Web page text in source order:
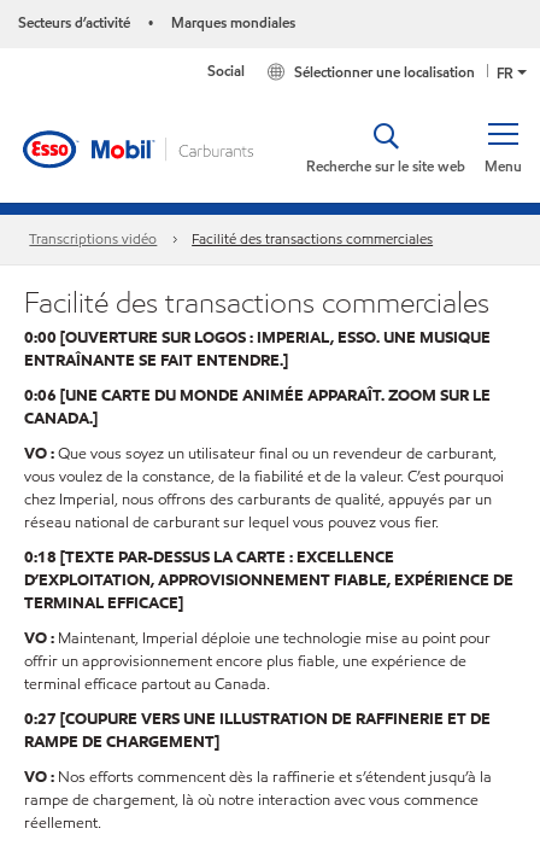
Secteurs d’activité • Marques mondiales
FR
Sélectionner une localisation
Social
Menu
Recherche sur le site web
Transcriptions vidéo Facilité des transactions commerciales
Facilité des transactions commerciales
0:00 [OUVERTURE SUR LOGOS : IMPERIAL, ESSO. UNE MUSIQUE
ENTRAÎNANTE SE FAIT ENTENDRE.]
0:06 [UNE CARTE DU MONDE ANIMÉE APPARAÎT. ZOOM SUR LE
CANADA.]
VO :Que vous soyez un utilisateur final ou un revendeur de carburant,
vous voulez de la constance, de la fiabilité et de la valeur. C’est pourquoi
chez Imperial, nous offrons des carburants de qualité, appuyés par un
réseau national de carburant sur lequel vous pouvez vous fier.
0:18 [TEXTE PAR-DESSUS LA CARTE : EXCELLENCE
D’EXPLOITATION, APPROVISIONNEMENT FIABLE, EXPÉRIENCE DE
TERMINAL EFFICACE]
VO : Maintenant, Imperial déploie une technologie mise au point pour
offrir un approvisionnement encore plus fiable, une expérience de
terminal efficace partout au Canada.
0:27 [COUPURE VERS UNE ILLUSTRATION DE RAFFINERIE ET DE
RAMPE DE CHARGEMENT]
VO : Nos efforts commencent dès la raffinerie et s’étendent jusqu’à la
rampe de chargement, là où notre interaction avec vous commence
réellement.